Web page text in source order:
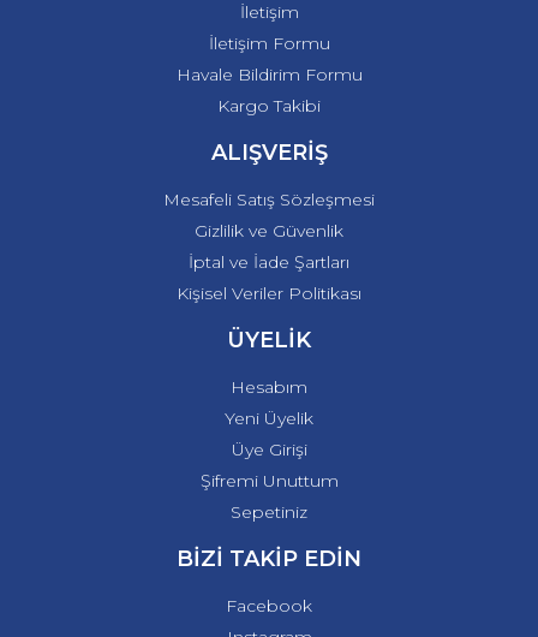
İletişim
İletişim Formu
Havale Bildirim Formu
Kargo Takibi
ALIŞVERİŞ
Mesafeli Satış Sözleşmesi
Gizlilik ve Güvenlik
İptal ve İade Şartları
Kişisel Veriler Politikası
ÜYELİK
Hesabım
Yeni Üyelik
Üye Girişi
Şifremi Unuttum
Sepetiniz
BİZİ TAKİP EDİN
Facebook